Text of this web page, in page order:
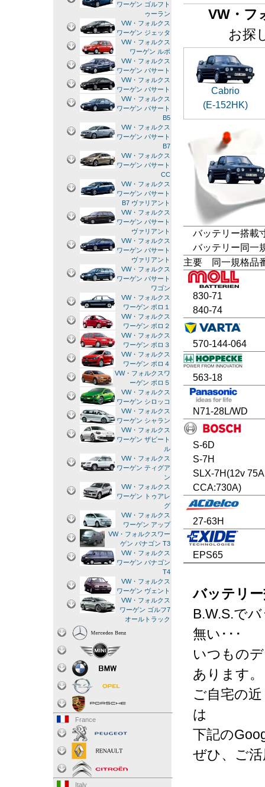
VW・フ
お探
Cabrio
(E-152HK)
バッテリー搭載
バッテリー同一
主要 同一規格品
830-71
840-74
570-144-064
563-18
N71-28L/WD
S-6D
S-7H
SLX-7H(12v
CCA:730A)
27-63H
EPS65
バッテリ
B.W.S.で
無い･･･
いつもの
あります
ご自宅の
は
下記の
ぜひ、ご
ワーゲン ゴルフト
ゥーラン
VW・フォルクス
ワーゲン ジェッタ
VW・フォルクス
ワーゲン ルポ
VW・フォルクス
ワーゲン パサート
VW・フォルクス
ワーゲン パサート
VW・フォルクス
ワーゲン パサート
B5
VW・フォルクス
ワーゲン パサート
B7
VW・フォルクス
ワーゲン パサート
CC
VW・フォルクス
ワーゲン パサート
B7 ヴァリアント
VW・フォルクス
ワーゲン パサート
ヴァリアント
VW・フォルクス
ワーゲン パサート
ヴァリアント
VW・フォルクス
ワーゲン パサート
ワゴン
VW・フォルクス
ワーゲン ポロ１
VW・フォルクス
ワーゲン ポロ２
VW・フォルクス
ワーゲン ポロ３
VW・フォルクス
ワーゲン ポロ４
VW・フォルクスワ
ーゲン ポロ５
VW・フォルクス
ワーゲン シロッコ
VW・フォルクス
ワーゲン シャラン
VW・フォルクス
ワーゲン ザビート
ル
VW・フォルクス
ワーゲン ティグア
ン
VW・フォルクス
ワーゲン トゥアレ
グ
VW・フォルクス
ワーゲン アップ
VW・フォルクスワー
ゲン バナゴン T3
VW・フォルクス
ワーゲン バナゴン
T4
VW・フォルクス
ワーゲン ヴェント
VW・フォルクス
ワーゲン ゴルフ7
オールトラック
France
Italy